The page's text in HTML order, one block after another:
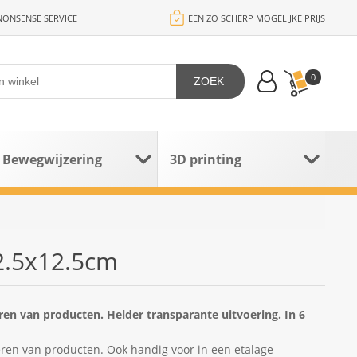
SERVICE EEN ZO SCHERP MOGELIJKE PRIJS
0
ZOEK
Bewegwijzering 3D printing
van producten. Helder transparante uitvoering. In 6
van producten. Ook handig voor in een etalage